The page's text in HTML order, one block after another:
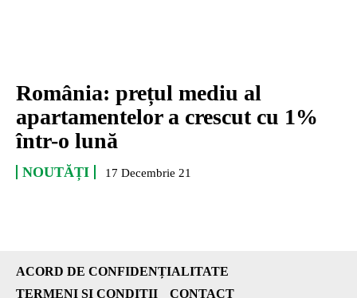
România: prețul mediu al
apartamentelor a crescut cu 1%
într-o lună
NOUTĂȚI 17 Decembrie 21
ACORD DE CONFIDENȚIALITATE
TERMENI ȘI CONDIȚII
CONTACT